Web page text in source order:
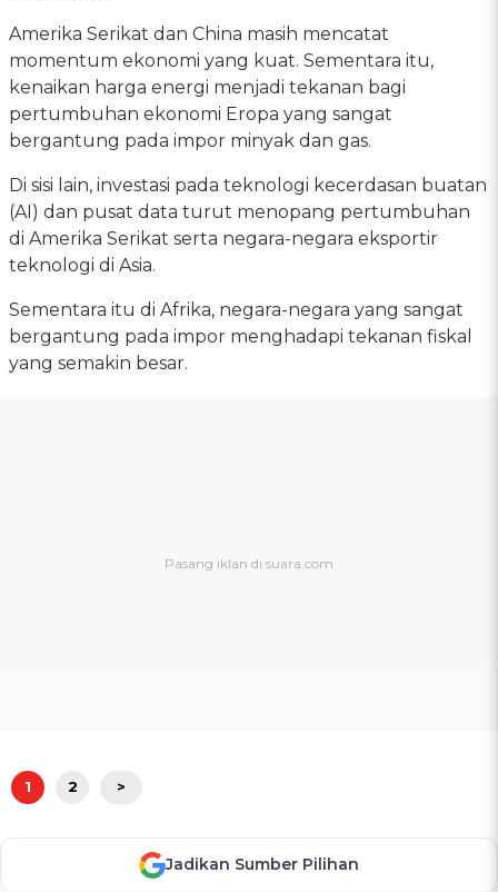
Amerika Serikat dan China masih mencatat
momentum ekonomi yang kuat. Sementara itu,
kenaikan harga energi menjadi tekanan bagi
pertumbuhan ekonomi Eropa yang sangat
bergantung pada impor minyak dan gas.
Di sisi lain, investasi pada teknologi kecerdasan buatan
(AI) dan pusat data turut menopang pertumbuhan
di Amerika Serikat serta negara-negara eksportir
teknologi di Asia.
Sementara itu di Afrika, negara-negara yang sangat
bergantung pada impor menghadapi tekanan fiskal
yang semakin besar.
1 2 >
Jadikan Sumber Pilihan